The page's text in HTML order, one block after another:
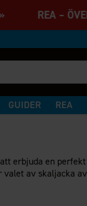
REA –
GUIDER REA
erbjuda en
av skaljacka